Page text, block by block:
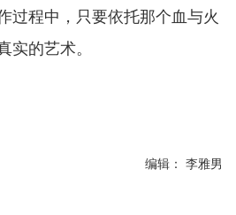
过程中，只要依托那个血与火
实的艺术。
编辑： 李雅男